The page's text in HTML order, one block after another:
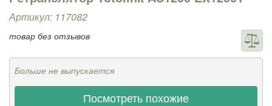
Артикул: 117082
товар без отзывов
Больше не выпускается
Посмотреть похожие